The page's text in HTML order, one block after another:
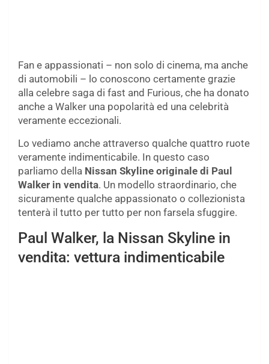
Fan e appassionati – non solo di cinema, ma anche
di automobili – lo conoscono certamente grazie
alla celebre saga di fast and Furious, che ha donato
anche a Walker una popolarità ed una celebrità
veramente eccezionali.
Lo vediamo anche attraverso qualche quattro ruote
veramente indimenticabile. In questo caso
parliamo della Nissan Skyline originale di Paul
Walker in vendita. Un modello straordinario, che
sicuramente qualche appassionato o collezionista
tenterà il tutto per tutto per non farsela sfuggire.
Paul Walker, la Nissan Skyline in
vendita: vettura indimenticabile